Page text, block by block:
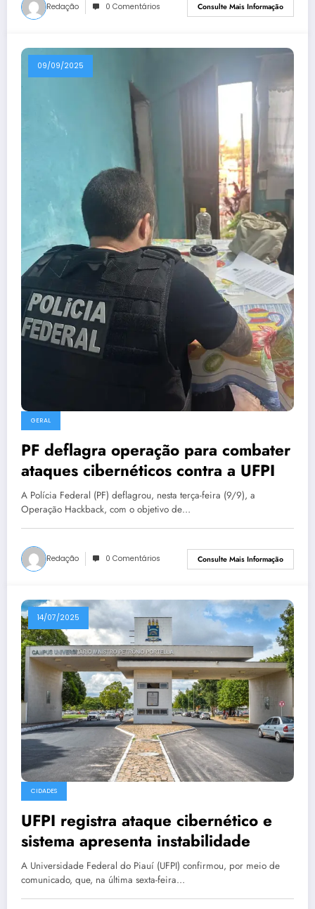
Redação 0 Comentários Consulte Mais Informação
09/09/2025
GERAL
PF deflagra operação para combater
ataques cibernéticos contra a UFPI
A Polícia Federal (PF) deflagrou, nesta terça-feira (9/9), a
Operação Hackback, com o objetivo de…
Redação 0 Comentários Consulte Mais Informação
14/07/2025
CIDADES
UFPI registra ataque cibernético e
sistema apresenta instabilidade
A Universidade Federal do Piauí (UFPI) confirmou, por meio de
comunicado, que, na última sexta-feira…